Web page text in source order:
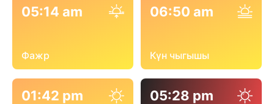
05:14 am
Фажр
06:50 am
Күн чыгышы
01:42 pm 05:28 pm